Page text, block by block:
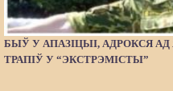
БЫЎ У АПАЗІЦЫІ, АДРОКСЯ
ТРАПІЎ У “ЭКСТРЭМІСТЫ”